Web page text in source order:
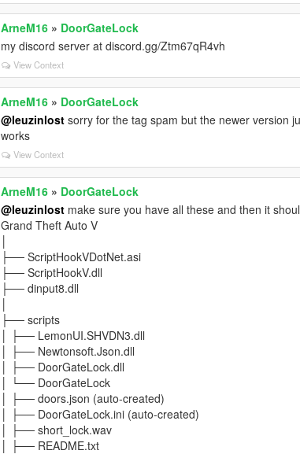
ArneM16 » DoorGateLock
my discord server at discord.gg/Ztm67qR4vh
View Context
ArneM16 » DoorGateLock
@leuzinlost sorry for the tag spam but the newer version
works
View Context
ArneM16 » DoorGateLock
@leuzinlost make sure you have all these and then it
Grand Theft Auto V
│
├── ScriptHookVDotNet.asi
├── ScriptHookV.dll
├── dinput8.dll
│
├── scripts
│ ├── LemonUI.SHVDN3.dll
│ ├── Newtonsoft.Json.dll
│ ├── DoorGateLock.dll
│ └── DoorGateLock
│ ├── doors.json (auto-created)
│ ├── DoorGateLock.ini (auto-created)
│ ├── short_lock.wav
│ ├── README.txt